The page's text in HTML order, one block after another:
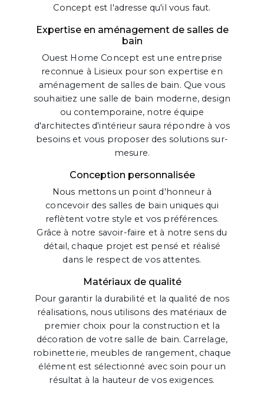
Concept est l'adresse qu'il vous faut.
Expertise en aménagement de salles de
bain
Ouest Home Concept est une entreprise
reconnue à Lisieux pour son expertise en
aménagement de salles de bain. Que vous
souhaitiez une salle de bain moderne, design
ou contemporaine, notre équipe
d'architectes d'intérieur saura répondre à vos
besoins et vous proposer des solutions sur-
mesure.
Conception personnalisée
Nous mettons un point d'honneur à
concevoir des salles de bain uniques qui
reflètent votre style et vos préférences.
Grâce à notre savoir-faire et à notre sens du
détail, chaque projet est pensé et réalisé
dans le respect de vos attentes.
Matériaux de qualité
Pour garantir la durabilité et la qualité de nos
réalisations, nous utilisons des matériaux de
premier choix pour la construction et la
décoration de votre salle de bain. Carrelage,
robinetterie, meubles de rangement, chaque
élément est sélectionné avec soin pour un
résultat à la hauteur de vos exigences.